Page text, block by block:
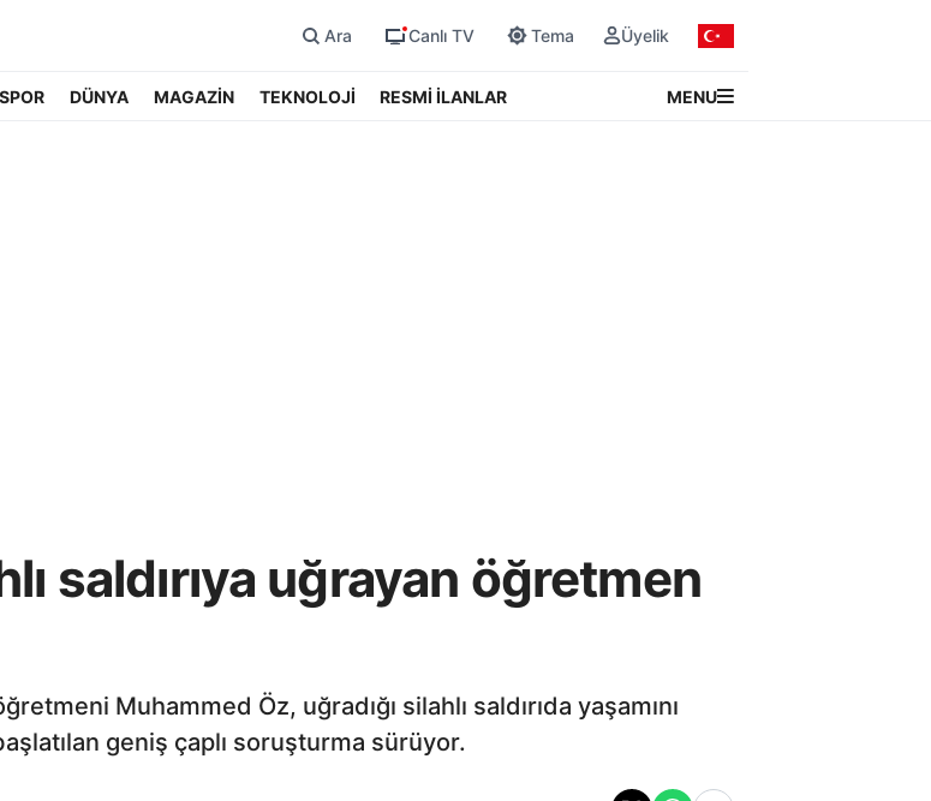
Ara Canlı TV Tema Üyelik
DÜNYA MAGAZİN TEKNOLOJİ RESMİ İLANLAR MENU
saldırıya uğrayan öğretmen
Muhammed Öz, uğradığı silahlı saldırıda yaşamını
geniş çaplı soruşturma sürüyor.